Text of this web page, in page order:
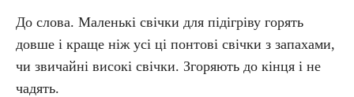
До слова. Маленькі свічки для підігріву горять
довше і краще ніж усі ці понтові свічки з запахами,
чи звичайні високі свічки. Згоряють до кінця і не
чадять.